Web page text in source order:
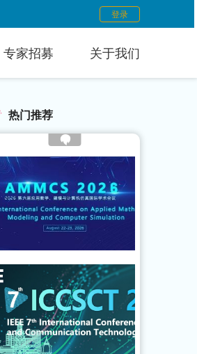
登录
专家招募 关于我们
热门推荐